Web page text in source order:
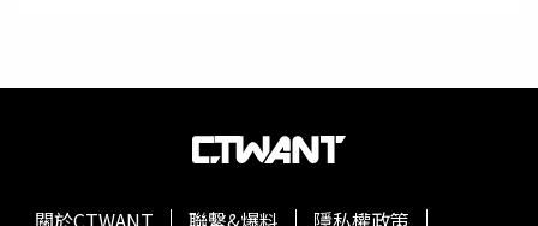
關於CTWANT 聯繫&爆料 隱私權政策